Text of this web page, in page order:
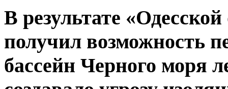
В результате
получил возможность
бассейн Черного моря